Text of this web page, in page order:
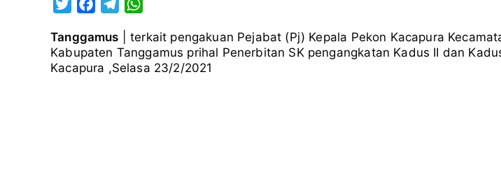
Kacapura
i
t
t
c
e
b
e
g
a
t
s
Tanggamus | terkait pengakuan Pejabat (Pj) Kepala Pekon Kacapura
Kabupaten Tanggamus prihal Penerbitan SK pengangkatan Kadus II dan
Kacapura ,Selasa 23/2/2021